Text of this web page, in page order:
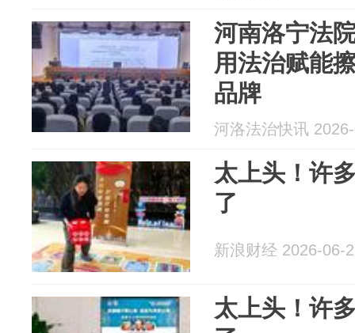
河南洛宁法
用法治赋能
品牌
河洛法治快讯
太上头！许
了
新浪财经 2026-06-
太上头！许